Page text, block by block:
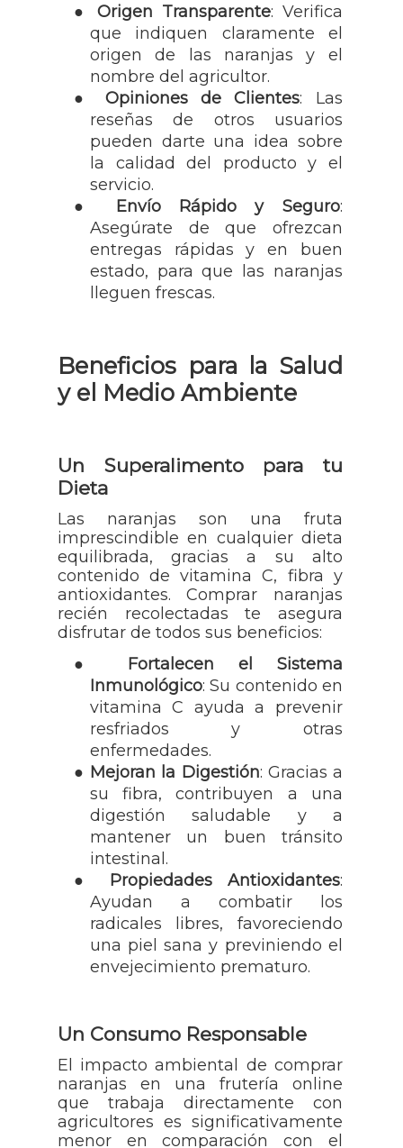
● Origen Transparente: Verifica
que indiquen claramente el
origen de las naranjas y el
nombre del agricultor.
● Opiniones de Clientes: Las
reseñas de otros usuarios
pueden darte una idea sobre
la calidad del producto y el
servicio.
●
Envío Rápido y Seguro:
Asegúrate de que ofrezcan
entregas rápidas y en buen
estado, para que las naranjas
lleguen frescas.
Beneficios para la Salud
y el Medio Ambiente
Un Superalimento para tu
Dieta
Las naranjas son una fruta
imprescindible en cualquier dieta
equilibrada, gracias a su alto
contenido de vitamina C, fibra y
antioxidantes. Comprar naranjas
recién recolectadas te asegura
disfrutar de todos sus beneficios:
● Fortalecen el Sistema
Inmunológico: Su contenido en
vitamina C ayuda a prevenir
resfriados y otras
enfermedades.
● Mejoran la Digestión: Gracias a
su fibra, contribuyen a una
digestión saludable y a
mantener un buen tránsito
intestinal.
● Propiedades Antioxidantes:
Ayudan a combatir los
radicales libres, favoreciendo
una piel sana y previniendo el
envejecimiento prematuro.
Un Consumo Responsable
El impacto ambiental de comprar
naranjas en una frutería online
que trabaja directamente con
agricultores es significativamente
menor en comparación con el